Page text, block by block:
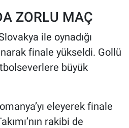
ZORLU MAÇ
ile oynadığı
finale yükseldi. Gollü
büyük
eleyerek finale
rakibi de